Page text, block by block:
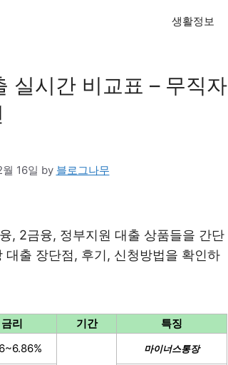
생활정보
실시간 비교표 – 무직자
16일 by 블로그나무
, 2금융, 정부지원 대출 상품들을 간단
출 장단점, 후기, 신청방법을 확인하
금리 기간 특징
마이너스통장